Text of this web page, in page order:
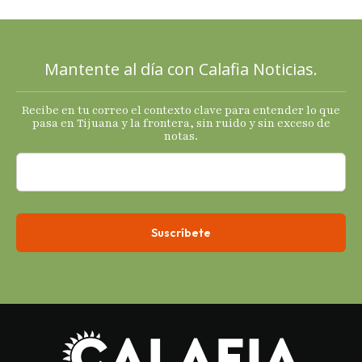
termómetro
s
económicos.
Mantente al día con Calafia Noticias.
Recibe en tu correo el contexto clave para entender lo que
pasa en Tijuana y la frontera, sin ruido y sin exceso de
notas.